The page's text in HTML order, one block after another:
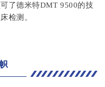
了德米特DMT 9500的技
检测。